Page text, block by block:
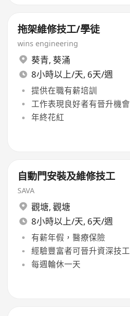
拖架維修技工/學徒
wins engineering
葵青, 葵涌
8小時以上/天, 6天/週
提供在職有薪培訓
工作表現良好者有晉升機會
年終花紅
自動門安裝及維修技工
SAVA
觀塘, 觀塘
8小時以上/天, 6天/週
有薪年假，醫療保險
經驗豐富者可晉升資深技工
每週輪休一天